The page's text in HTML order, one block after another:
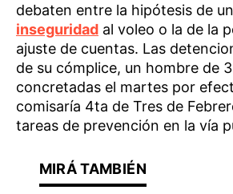
debaten entre la hipótesis de
inseguridad al voleo o la de la
ajuste de cuentas. Las
de su cómplice, un hombre de
concretadas el martes por
comisaría 4ta de Tres de
tareas de prevención en la vía